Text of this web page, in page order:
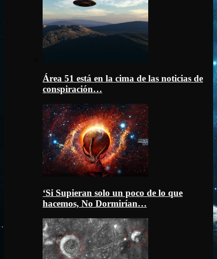
Área 51 está en la cima de las noticias de
conspiración…
‘Si Supieran solo un poco de lo que
hacemos, No Dormirían…